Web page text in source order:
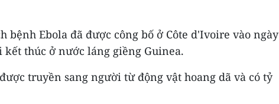
bệnh Ebola đã được công bố ở Côte d'Ivoire vào ngày
kết thúc ở nước láng giềng Guinea.
truyền sang người từ động vật hoang dã và có tỷ